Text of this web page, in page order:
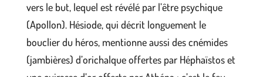
vers le but, lequel est révélé par l’être psychique
(Apollon). Hésiode, qui décrit longuement le
bouclier du héros, mentionne aussi des cnémides
(jambières) d’orichalque offertes par Héphaïstos et